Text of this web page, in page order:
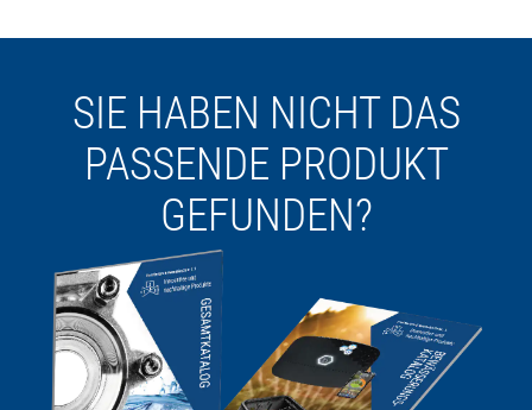
SIE HABEN NICHT DAS
PASSENDE PRODUKT
GEFUNDEN?